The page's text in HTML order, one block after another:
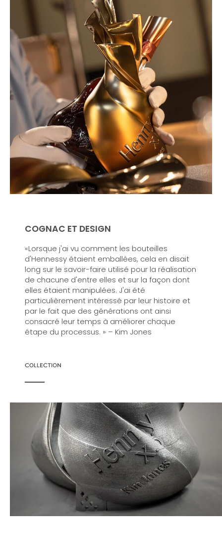
COGNAC ET DESIGN
«Lorsque j'ai vu comment les bouteilles
d'Hennessy étaient emballées, cela en disait
long sur le savoir-faire utilisé pour la réalisation
de chacune d'entre elles et sur la façon dont
elles étaient manipulées. J'ai été
particulièrement intéressé par leur histoire et
par le fait que des générations ont ainsi
consacré leur temps à améliorer chaque
étape du processus. » – Kim Jones
COLLECTION